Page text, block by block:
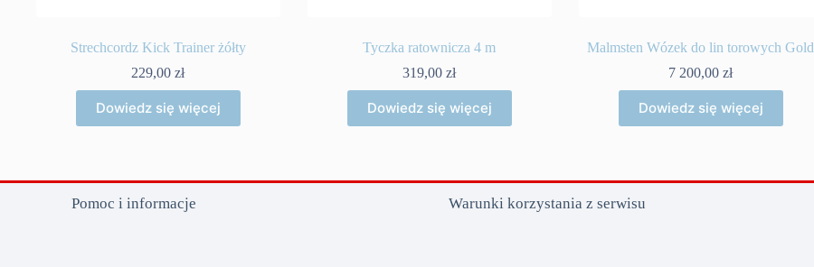
Strechcordz Kick Trainer żółty
229,00zł
Dowiedz się więcej
Tyczka ratownicza 4 m
319,00zł
Dowiedz się więcej
Malmsten Wózek do lin torowych Gold
7 200,00zł
Dowiedz się więcej
Pomoc i informacje Warunki korzystania z serwisu